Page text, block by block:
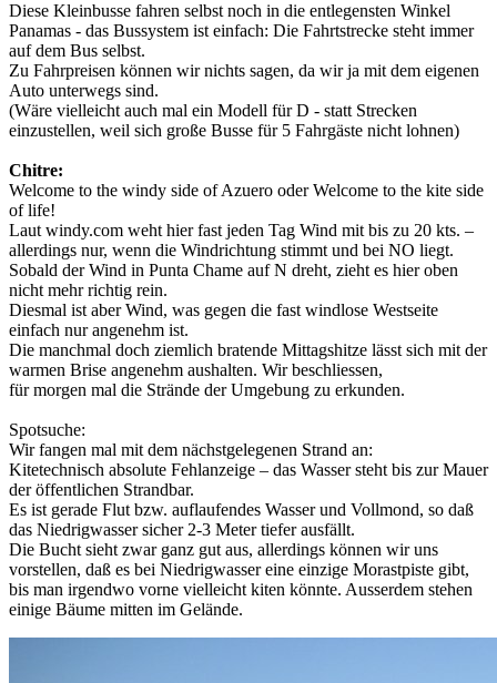
Diese Kleinbusse fahren selbst noch in die entlegensten Winkel
Panamas - das Bussystem ist einfach: Die Fahrtstrecke steht immer
auf dem Bus selbst.
Zu Fahrpreisen können wir nichts sagen, da wir ja mit dem eigenen
Auto unterwegs sind.
(Wäre vielleicht auch mal ein Modell für D - statt Strecken
einzustellen, weil sich große Busse für 5 Fahrgäste nicht lohnen)
Chitre:
Welcome to the windy side of Azuero oder Welcome to the kite side
of life!
Laut windy.com weht hier fast jeden Tag Wind mit bis zu 20 kts. –
allerdings nur, wenn die Windrichtung stimmt und bei NO liegt.
Sobald der Wind in Punta Chame auf N dreht, zieht es hier oben
nicht mehr richtig rein.
Diesmal ist aber Wind, was gegen die fast windlose Westseite
einfach nur angenehm ist.
Die manchmal doch ziemlich bratende Mittagshitze lässt sich mit der
warmen Brise angenehm aushalten. Wir beschliessen,
für morgen mal die Strände der Umgebung zu erkunden.
Spotsuche:
Wir fangen mal mit dem nächstgelegenen Strand an:
Kitetechnisch absolute Fehlanzeige – das Wasser steht bis zur Mauer
der öffentlichen Strandbar.
Es ist gerade Flut bzw. auflaufendes Wasser und Vollmond, so daß
das Niedrigwasser sicher 2-3 Meter tiefer ausfällt.
Die Bucht sieht zwar ganz gut aus, allerdings können wir uns
vorstellen, daß es bei Niedrigwasser eine einzige Morastpiste gibt,
bis man irgendwo vorne vielleicht kiten könnte. Ausserdem stehen
einige Bäume mitten im Gelände.